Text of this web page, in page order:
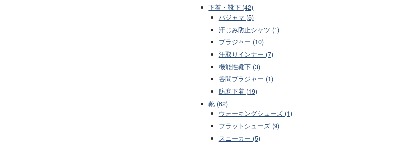
下着・靴下 (42)
パジャマ (5)
汗じみ防止シャツ (1)
ブラジャー (10)
汗取りインナー (7)
機能性靴下 (3)
谷間ブラジャー (1)
防寒下着 (19)
靴 (62)
ウォーキングシューズ (1)
フラットシューズ (9)
スニーカー (5)